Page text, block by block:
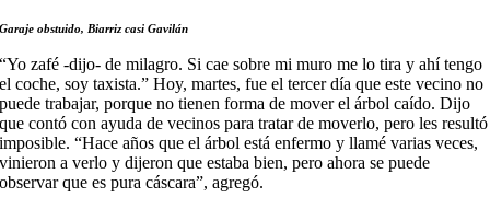
Garaje obstuido, Biarriz casi Gavilán
“Yo zafé -dijo- de milagro. Si cae sobre mi muro me lo tira y ahí tengo
el coche, soy taxista.” Hoy, martes, fue el tercer día que este vecino no
puede trabajar, porque no tienen forma de mover el árbol caído. Dijo
que contó con ayuda de vecinos para tratar de moverlo, pero les resultó
imposible. “Hace años que el árbol está enfermo y llamé varias veces,
vinieron a verlo y dijeron que estaba bien, pero ahora se puede
observar que es pura cáscara”, agregó.